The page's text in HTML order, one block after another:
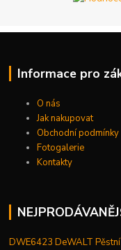
Informace pro
O nás
Jak nakupovat
Obchodní podmínky
Fotogalerie
Kontakty
DWE6423 DeWALT